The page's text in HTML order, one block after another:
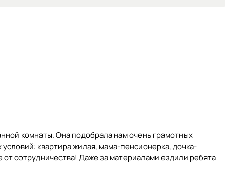
комнаты. Она подобрала нам очень грамотных
квартира жилая, мама-пенсионерка, дочка-
сотрудничества! Даже за материалами ездили ребята